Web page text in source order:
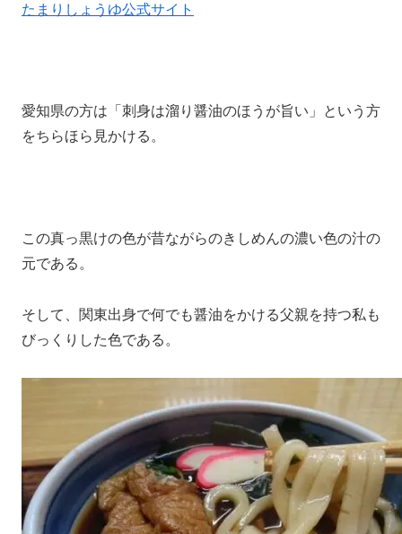
たまりしょうゆ公式サイト
愛知県の方は「刺身は溜り醤油のほうが旨い」という方
をちらほら見かける。
この真っ黒けの色が昔ながらのきしめんの濃い色の汁の
元である。
そして、関東出身で何でも醤油をかける父親を持つ私も
びっくりした色である。